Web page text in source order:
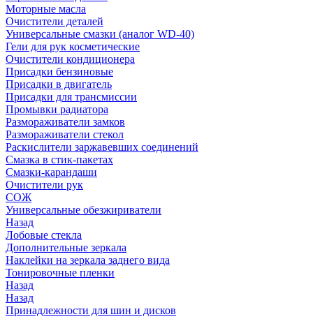
Моторные масла
Очистители деталей
Универсальные смазки (аналог WD-40)
Гели для рук косметические
Очистители кондиционера
Присадки бензиновые
Присадки в двигатель
Присадки для трансмиссии
Промывки радиатора
Размораживатели замков
Размораживатели стекол
Раскислители заржавевших соединений
Смазка в стик-пакетах
Смазки-карандаши
Очистители рук
СОЖ
Универсальные обезжириватели
Назад
Лобовые стекла
Дополнительные зеркала
Наклейки на зеркала заднего вида
Тонировочные пленки
Назад
Назад
Принадлежности для шин и дисков